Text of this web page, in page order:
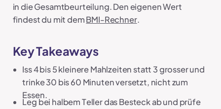
in die Gesamtbeurteilung. Den eigenen Wert
findest du mit demBMI-Rechner.
Key Takeaways
Iss 4 bis 5 kleinere Mahlzeiten statt 3 grosser und
trinke 30 bis 60 Minuten versetzt, nicht zum
Essen.
Leg bei halbem Teller das Besteck ab und prüfe